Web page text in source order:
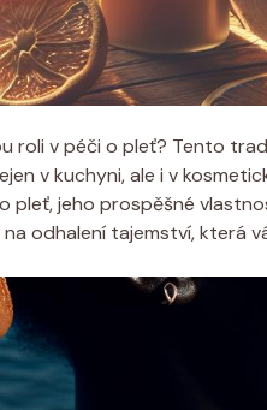
roli v péči o pleť? Tento
v kuchyni, ale i v
pleť, jeho prospěšné
odhalení tajemství, která